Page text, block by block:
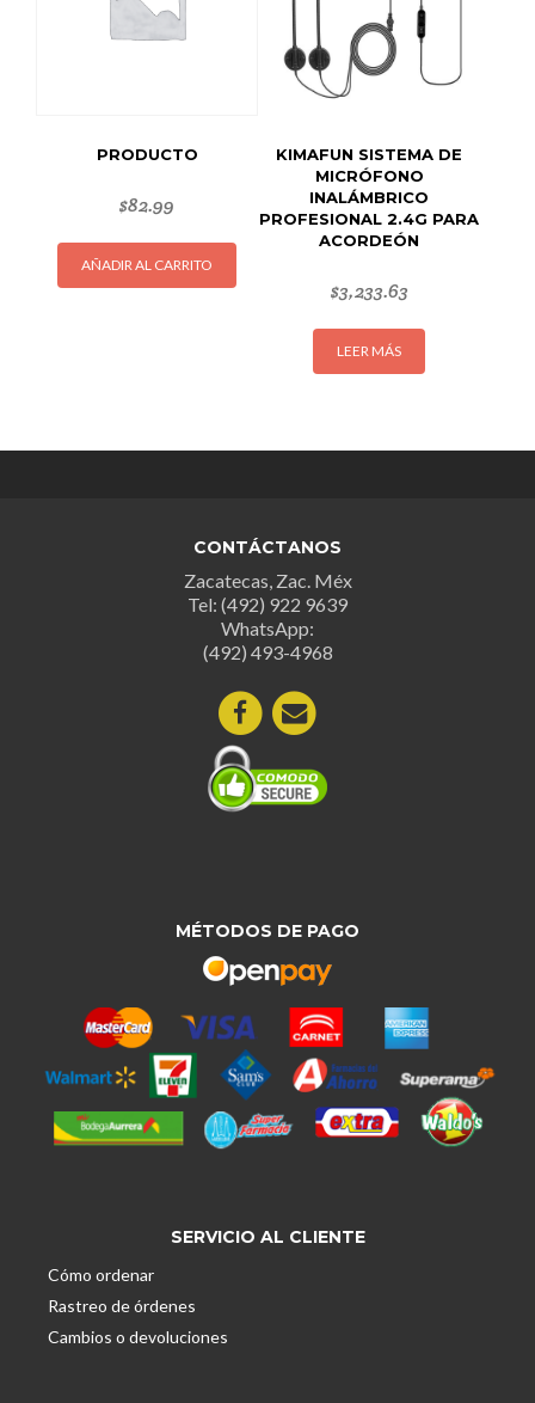
PRODUCTO
$82.99
AÑADIR AL CARRITO
KIMAFUN SISTEMA DE
MICRÓFONO
INALÁMBRICO
PROFESIONAL 2.4G PARA
ACORDEÓN
$3,233.63
LEER MÁS
CONTÁCTANOS
Zacatecas, Zac. Méx
Tel: (492) 922 9639
WhatsApp:
(492) 493-4968
MÉTODOS DE PAGO
SERVICIO AL CLIENTE
Cómo ordenar
Rastreo de órdenes
Cambios o devoluciones